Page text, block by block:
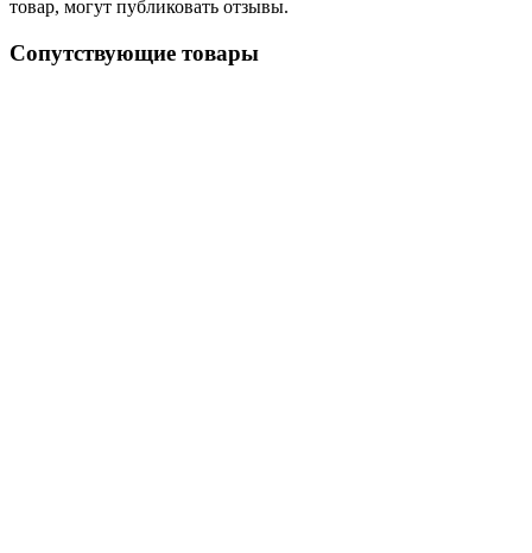
товар, могут публиковать отзывы.
Сопутствующие товары